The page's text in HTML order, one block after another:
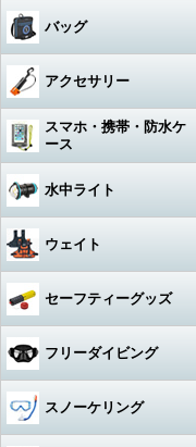
コンパクトカメラハウジング
ビデオカメラハウジング
ポート・ギア・オプション
ワイドレンズ
レンズオプション・フィルタ
ー・アダプター
ストロボ本体
接続ケーブル
その他・アクセサリー
アーム・グリップ・ベース・ス
テー
フロートアーム
クランプ
アームセット
アーム関連
グリップ・ベース・ステー
アクションカメラ・GoPro
アクションカメラ・GoPro本
アクションカメラ・GoProア
クセサリー
ビデオライト
ビデオライト
ビデオライトアクセサリー・
パーツ
アクセサリー・その他
カメラメンテナンス用品
書籍・DVD
DCアクセサリー・パーツ
下取り・キャンペーン
アクセサリー・その他
3連ゲージ
2連ゲージ
シングルゲージ
BCジャケット
スタビタイプ
フロントアジャスタブルタイ
プ
アクセサリー・その他
オクトパスインフレーター
(AIR-2等)
インフレーター
水深計
激安！重器材セット
おススメ！重器材セット
2眼タイプ
フルフェイスマスク
マスク用レンズ
度入りマスク
アクセサリ・パーツ・その他
スノーケル
スノーケル本体
アクセサリ・パーツ・その他
フィン
フルフットタイプ
ストラップタイプ
アクセサリ・パーツ・その他
ブーツ
フルフットフィン向け
デッキソール（ボート向け）
カレンダーソール（磯、ビー
チ向け）
ローカット
その他
グローブ
3シーズングローブ
サマーグローブ
ウィンターグローブ
その他
ソックス
軽器材セット
オススメ！軽器材セット
ウェットスーツ
ウェットスーツアクセサリー
ウェットスーツインナー
ドライスーツ
ドライスーツアクセサリー
ドライスーツインナー
ラッシュガード
レギンス
ボートコート
バッグ
メッシュバッグ（フルサイズ）
メッシュバッグ（ミニ）
キャスター・キャリーバッグ
ギアバッグ
ハードケース
ウォータープルーフバッグ
レギュレターバッグ
フィンバッグ
アクセサリー
ナイフ
ステンレス
折りたたみ
クッキング向け
他
ハサミ
ラインカッター
カラビナ・フック
コイルランヤード
カラビナ・フック
ストラップ
ホース・ゲージ・オクトパスホ
ルダー
スレート
スマホ・携帯・防水ケ
ース
（DIVE）
iPhone・スマホ・携帯
iPad用
アクセサリー・その他
水中ライト
ワイドタイプ
ワイド・スポット切り替えタイ
ハロゲン・その他
ライトアクセサリー・パーツ
ウェイト
ウェイト
ベルトタイプ
ベストタイプ
セーフティーグッズ
フロート・シグナルブイ
ケミカルライト・スティックラ
フリーダイビング
マスクスノーケリング